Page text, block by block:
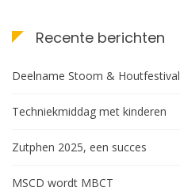
Recente berichten
Deelname Stoom & Houtfestival
Techniekmiddag met kinderen
Zutphen 2025, een succes
MSCD wordt MBCT